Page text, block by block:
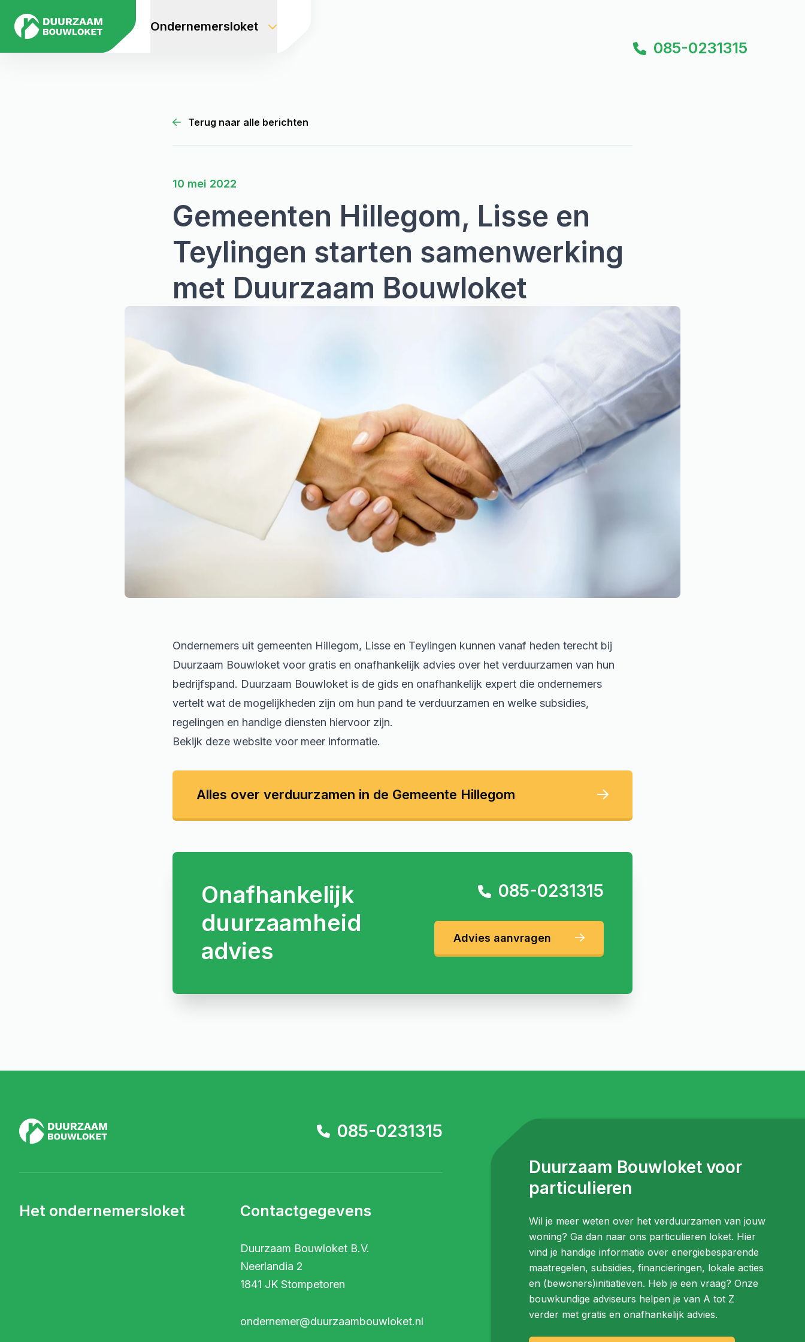
Ondernemersloket
085-0231315
Terug naar alle berichten
10 mei 2022
Gemeenten Hillegom, Lisse en
Teylingen starten samenwerking
met Duurzaam Bouwloket
Ondernemers uit gemeenten Hillegom, Lisse en Teylingen kunnen vanaf heden terecht bij
Duurzaam Bouwloket voor gratis en onafhankelijk advies over het verduurzamen van hun
bedrijfspand. Duurzaam Bouwloket is de gids en onafhankelijk expert die ondernemers
vertelt wat de mogelijkheden zijn om hun pand te verduurzamen en welke subsidies,
regelingen en handige diensten hiervoor zijn.
Bekijk deze website voor meer informatie.
Alles over verduurzamen in de Gemeente Hillegom
Onafhankelijk
duurzaamheid
advies
085-0231315
Advies aanvragen
085-0231315
Het ondernemersloket Contactgegevens
Duurzaam Bouwloket B.V.
Neerlandia 2
1841 JK Stompetoren
ondernemer@duurzaambouwloket.nl
Duurzaam Bouwloket voor
particulieren
Wil je meer weten over het verduurzamen van jouw
woning? Ga dan naar ons particulieren loket. Hier
vind je handige informatie over energiebesparende
maatregelen, subsidies, financieringen, lokale acties
en (bewoners)initiatieven. Heb je een vraag? Onze
bouwkundige adviseurs helpen je van A tot Z
verder met gratis en onafhankelijk advies.